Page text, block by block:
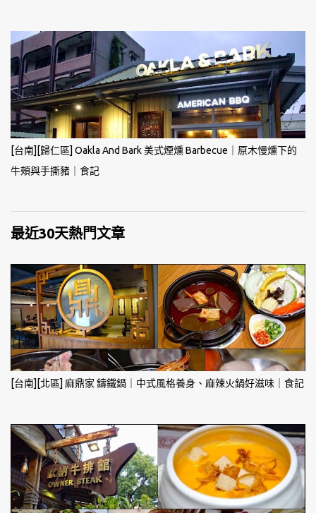
[台南][歸仁區] Oakla And Bark 美式煙燻 Barbecue｜原木慢燻下的
牛頰與手撕豬｜食記
最近30天熱門文章
[台南][北區] 麻鼎家 鑄鐵鍋｜中式風格養身、麻辣火鍋好滋味｜食記